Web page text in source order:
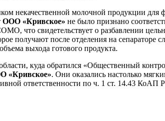
некачественной молочной продукции
ООО «Кривское» не было признано
что свидетельствует о разбавлении
получают после отделения на сепараторе
выхода готового продукта.
куда обратился «Общественный
«Кривское». Они оказались настолько
ответственности по ч. 1 ст. 14.43